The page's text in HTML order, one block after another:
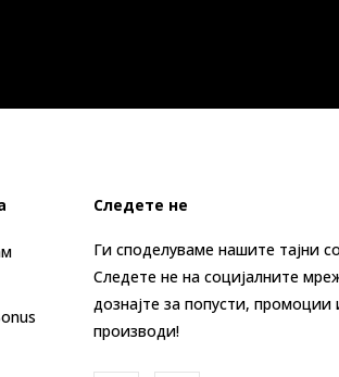
Следете не
Ги споделуваме нашите тајни
Следете не на социјалните
дознајте за попусти, промоции
производи!